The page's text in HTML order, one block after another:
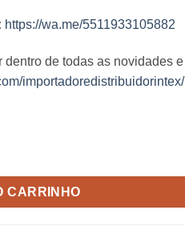
https://wa.me/5511933105882
dentro de todas as novidades e
importadoredistribuidorintex/
CARRINHO